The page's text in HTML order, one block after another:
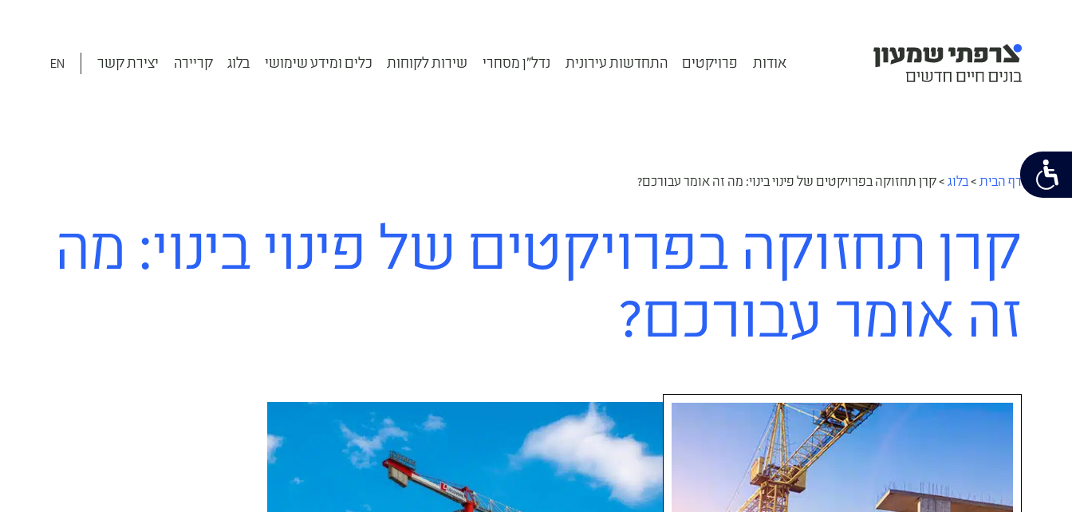
אודות פרויקטים התחדשות עירונית נדל״ן מסחרי שירות לקוחות כלים ומידע שימושי בלוג קריירה יצירת קשר EN
דף הבית > בלוג >קרן תחזוקה בפרויקטים של פינוי בינוי: מה זה אומר עבורכם?
קרן תחזוקה בפרויקטים של פינוי בינוי: מה
זה אומר עבורכם?